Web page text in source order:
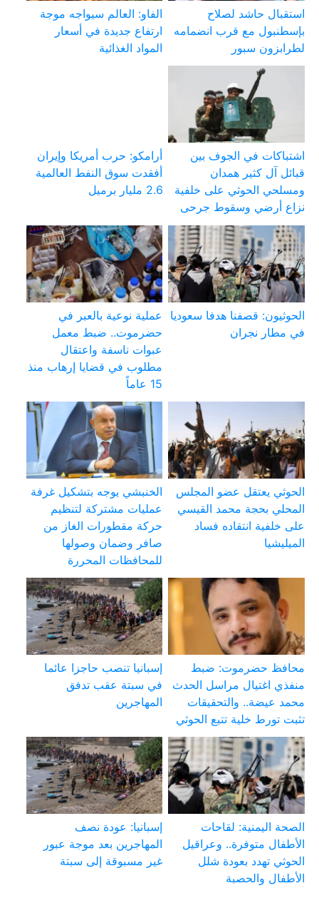
استقبال حاشد لصلاح
بإسطنبول مع قرب انضمامه
لطرابزون سبور
الفاو: العالم سيواجه موجة
ارتفاع جديدة في أسعار
المواد الغذائية
اشتباكات في الجوف بين
قبائل آل كثير همدان
ومسلحي الحوثي على خلفية
نزاع أرضي وسقوط جرحى
أرامكو: حرب أمريكا وإيران
أفقدت سوق النفط العالمية
2.6 مليار برميل
الحوثيون: قصفنا هدفا سعوديا
في مطار نجران
عملية نوعية بالعبر في
حضرموت.. ضبط معمل
عبوات ناسفة واعتقال
مطلوب في قضايا إرهاب منذ
15 عاماً
الحوثي يعتقل عضو المجلس
المحلي بحجة محمد القيسي
على خلفية انتقاده فساد
الميليشيا
الخنبشي يوجه بتشكيل غرفة
عمليات مشتركة لتنظيم
حركة مقطورات الغاز من
صافر وضمان وصولها
للمحافظات المحررة
محافظ حضرموت: ضبط
منفذي اغتيال مراسل الحدث
محمد عيضة.. والتحقيقات
تثبت تورط خلية تتبع الحوثي
إسبانيا تنصب حاجزا عائما
في سبتة عقب تدفق
المهاجرين
الصحة اليمنية: لقاحات
الأطفال متوفرة.. وعراقيل
الحوثي تهدد بعودة شلل
الأطفال والحصبة
إسبانيا: عودة نصف
المهاجرين بعد موجة عبور
غير مسبوقة إلى سبتة